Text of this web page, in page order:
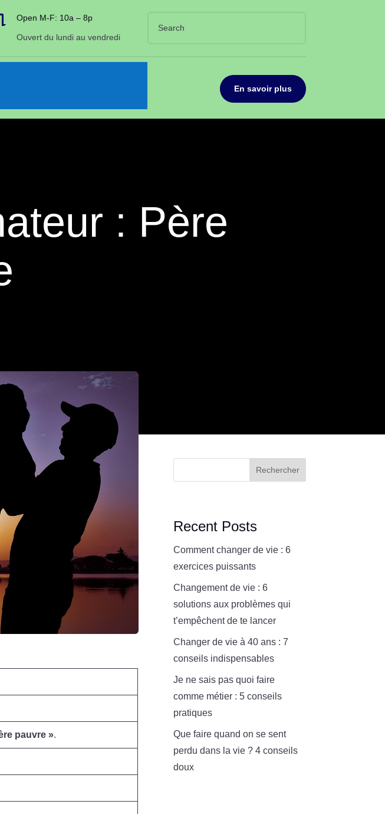
Open M-F: 10a – 8p
Ouvert du lundi au vendredi
En savoir plus
: Père
pauvre ».
Rechercher
Recent Posts
Comment changer de vie : 6
exercices puissants
Changement de vie : 6
solutions aux problèmes qui
t’empêchent de te lancer
Changer de vie à 40 ans : 7
conseils indispensables
Je ne sais pas quoi faire
comme métier : 5 conseils
pratiques
Que faire quand on se sent
perdu dans la vie ? 4 conseils
doux